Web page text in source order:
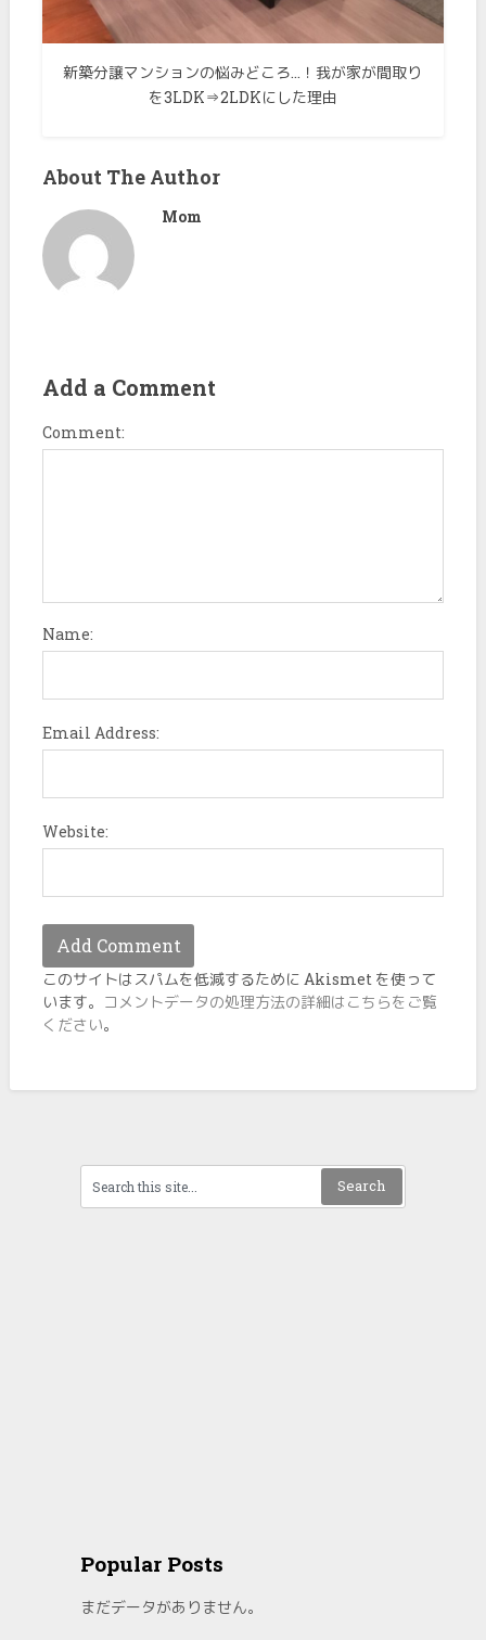
新築分譲マンションの悩みどころ…！我が家が間取り
を3LDK⇒2LDKにした理由
About The Author
Mom
Add a Comment
Comment:
Name:
Email Address:
Website:
このサイトはスパムを低減するために Akismet を使って
います。 コメントデータの処理方法の詳細はこちらをご覧
ください。
Popular Posts
まだデータがありません。